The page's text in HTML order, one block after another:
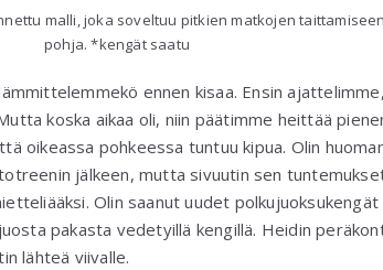
malli, joka soveltuu pitkien matkojen
pohja. *kengät saatu
ennen kisaa. Ensin
koska aikaa oli, niin päätimme heittää
oikeassa pohkeessa tuntuu kipua. Olin
jälkeen, mutta sivuutin sen
Olin saanut uudet
pakasta vedetyillä kengillä. Heidin
lähteä viivalle.